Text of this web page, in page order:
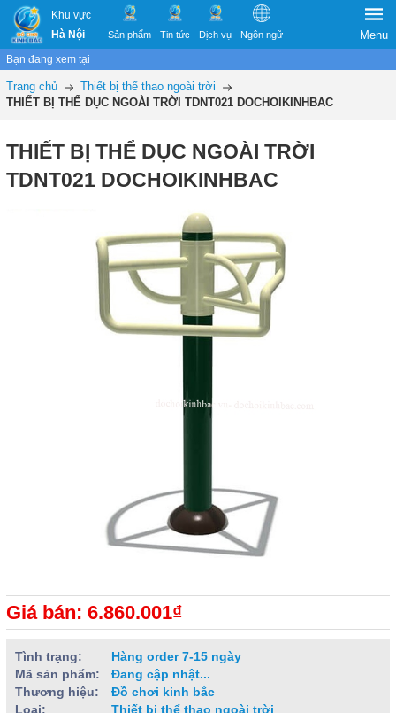
Khu vực
Hà Nội
Sản phẩm Tin tức Dịch vụ Ngôn ngữ Menu
Bạn đang xem tại
Trang chủ
Thiết bị thể thao ngoài trời
THIẾT BỊ THỂ DỤC NGOÀI TRỜI TDNT021 DOCHOIKINHBAC
THIẾT BỊ THỂ DỤC NGOÀI TRỜI
TDNT021 DOCHOIKINHBAC
Giá bán: 6.860.001₫
Tình trạng:
Hàng order 7-15 ngày
Mã sản phẩm:
Đang cập nhật...
Thương hiệu:
Đồ chơi kinh bắc
Loại:
Thiết bị thể thao ngoài trời